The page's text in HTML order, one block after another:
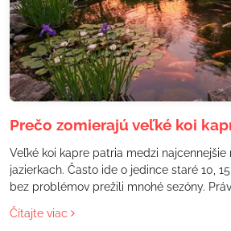
Prečo zomierajú veľké koi
Veľké koi kapre patria medzi
jazierkach. Často ide o jedince staré 10,
bez problémov prežili mnohé sezóny.
úhyn pre majiteľa šokujúci. Vo väčšine
náhodnú udalosť. Úhyn veľkých koi je
Čítajte viac